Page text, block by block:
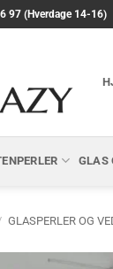
97 (Hverdage 14-16)
GLAS
GLASPERLER OG